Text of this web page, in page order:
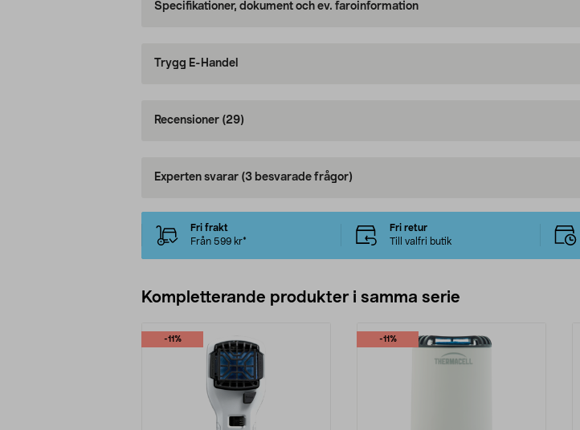
Specifikationer, dokument och ev. faroinformation
Trygg E-Handel
Recensioner (29)
Experten svarar (3 besvarade frågor)
Fri frakt
Från 599 kr*
Fri retur
Till valfri butik
Kompletterande produkter i samma serie
-11% -11%